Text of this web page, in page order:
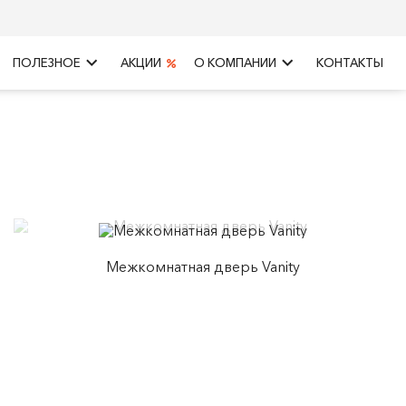
ПОЛЕЗНОЕ keyboard_arrow_right АКЦИИ О КОМПАНИИ keyboard_arrow_right КОНТАКТЫ
Межкомнатная дверь Vanity